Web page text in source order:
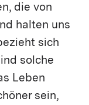
die von
halten uns
sich
solche
Leben
sein,